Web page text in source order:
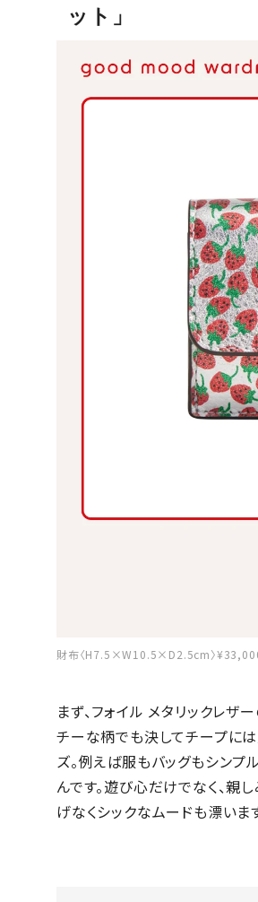
ット」
財布〈H7.5×W10.5×D2.5cm〉¥33,000
まず、フォイル メタリックレザ
チーな柄でも決してチープには
ズ。例えば服もバッグもシン
んです。遊び心だけでなく、親
げなくシックなムードも漂いま